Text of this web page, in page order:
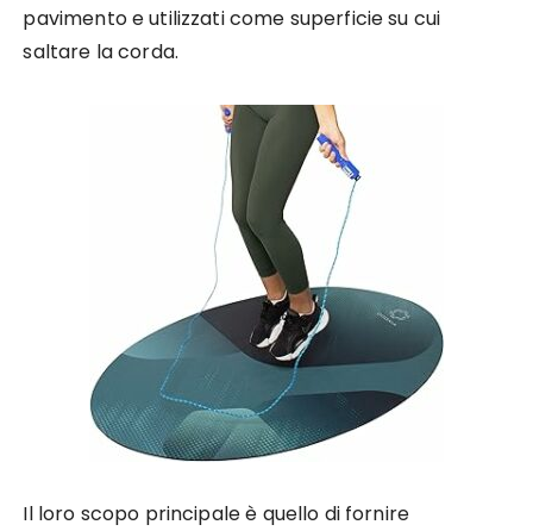
pavimento e utilizzati come superficie su cui
saltare la corda.
Il loro scopo principale è quello di fornire